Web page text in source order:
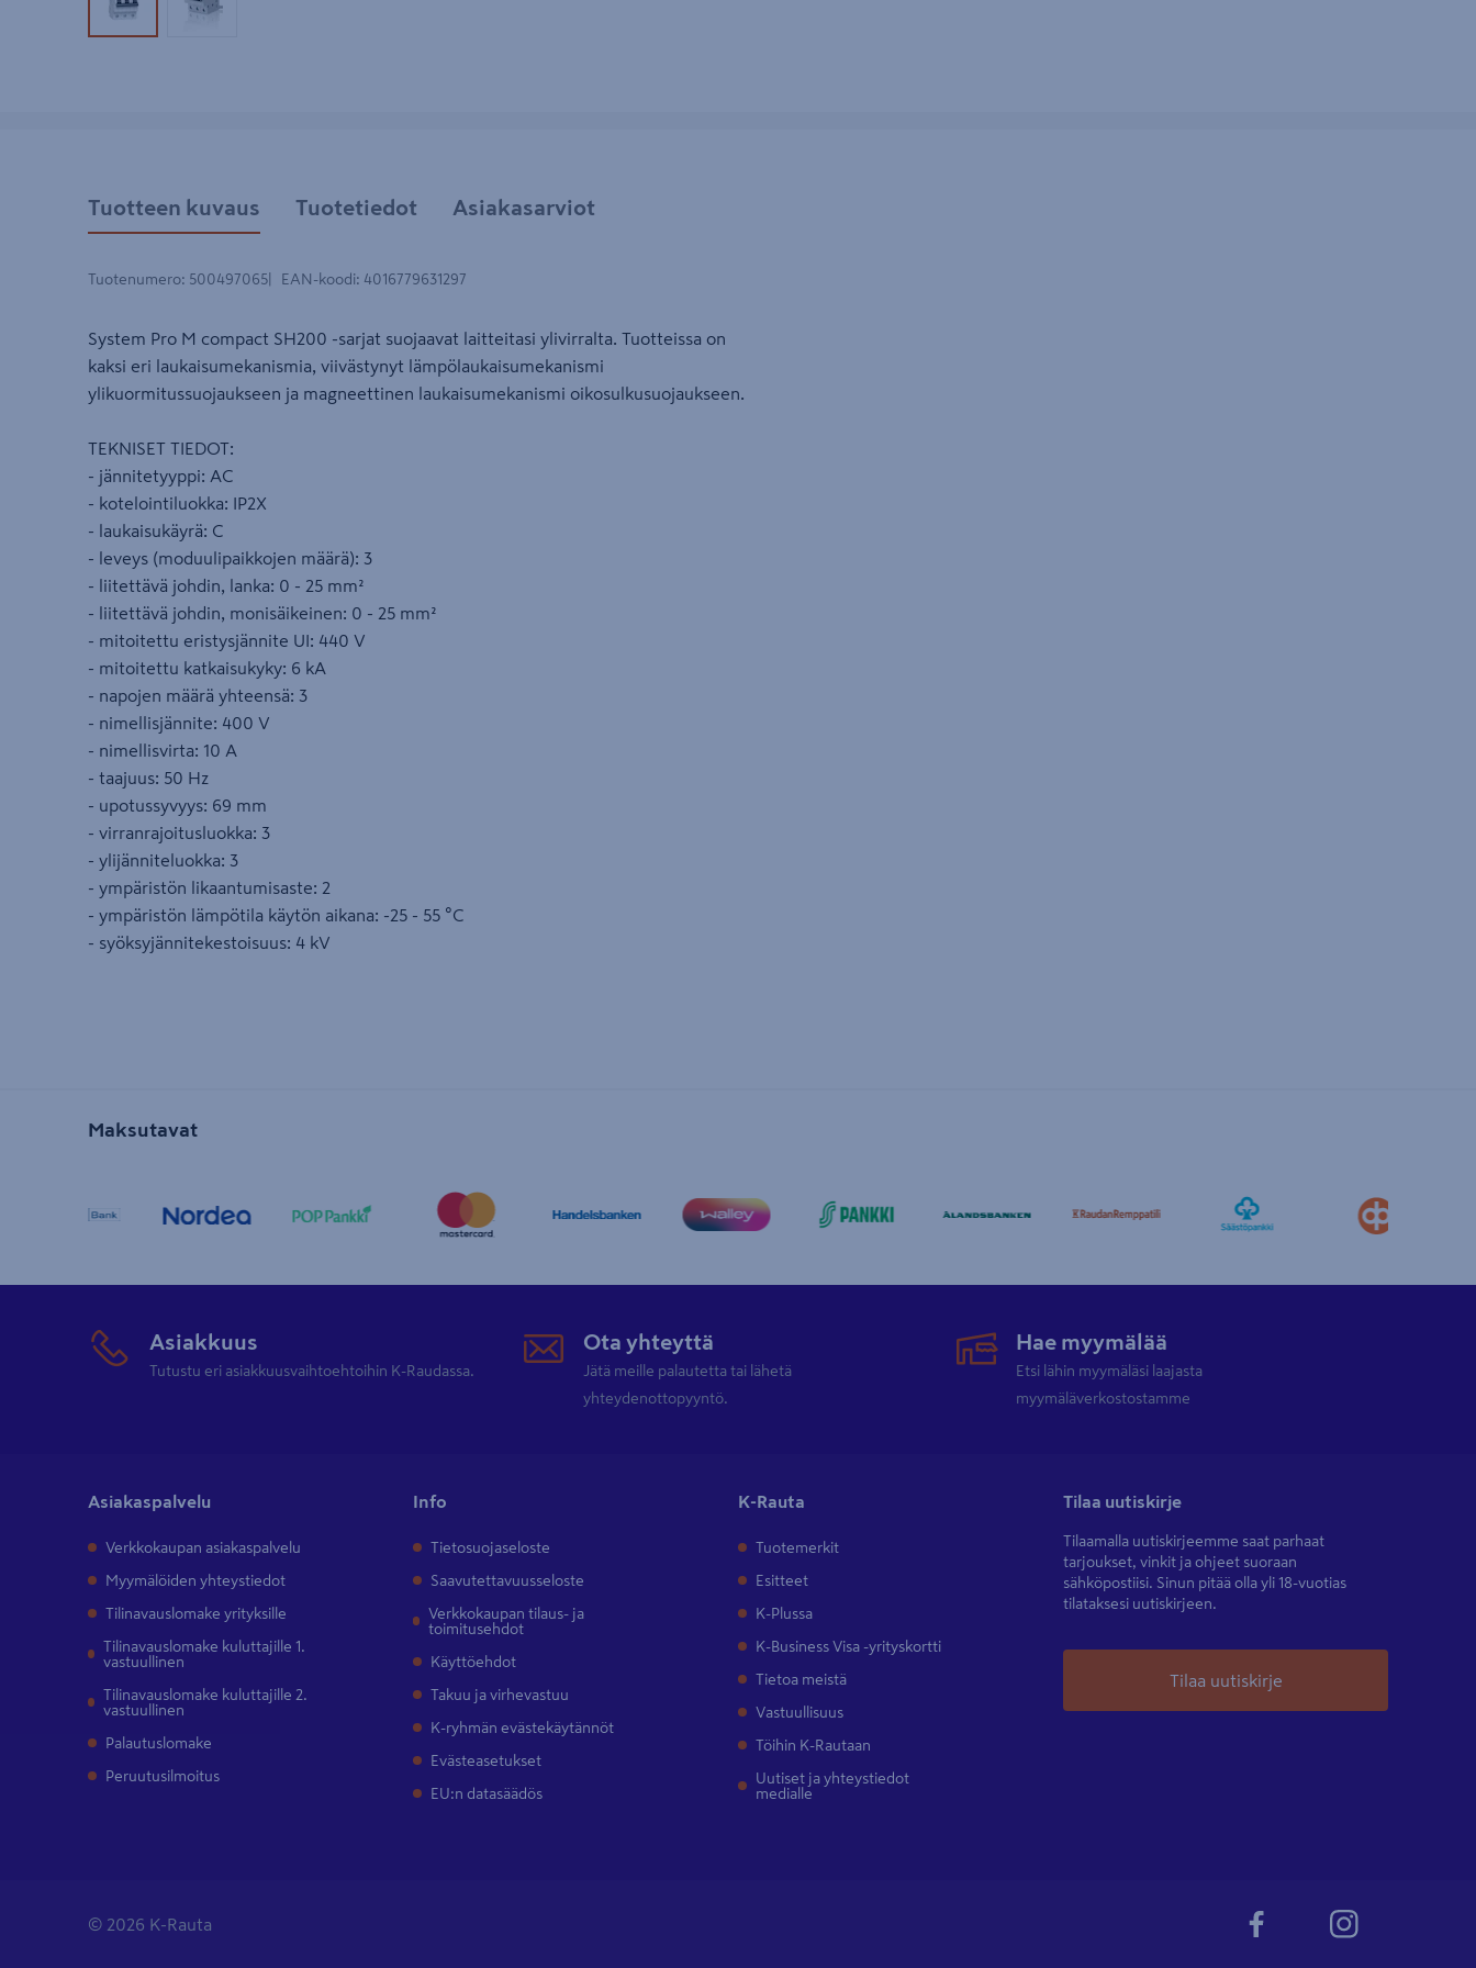
Tuotekuva 1Tuotekuva 2
Tuotteen kuvaus Tuotetiedot Asiakasarviot
Tuotenumero: 500497065 EAN-koodi: 4016779631297
System Pro M compact SH200 -sarjat suojaavat laitteitasi ylivirralta. Tuotteissa on
kaksi eri laukaisumekanismia, viivästynyt lämpölaukaisumekanismi
ylikuormitussuojaukseen ja magneettinen laukaisumekanismi oikosulkusuojaukseen.
TEKNISET TIEDOT:
- jännitetyyppi: AC
- kotelointiluokka: IP2X
- laukaisukäyrä: C
- leveys (moduulipaikkojen määrä): 3
- liitettävä johdin, lanka: 0 - 25 mm²
- liitettävä johdin, monisäikeinen: 0 - 25 mm²
- mitoitettu eristysjännite UI: 440 V
- mitoitettu katkaisukyky: 6 kA
- napojen määrä yhteensä: 3
- nimellisjännite: 400 V
- nimellisvirta: 10 A
- taajuus: 50 Hz
- upotussyvyys: 69 mm
- virranrajoitusluokka: 3
- ylijänniteluokka: 3
- ympäristön likaantumisaste: 2
- ympäristön lämpötila käytön aikana: -25 - 55 °C
- syöksyjännitekestoisuus: 4 kV
Maksutavat
Asiakkuus
Tutustu eri asiakkuusvaihtoehtoihin K-Raudassa.
Ota yhteyttä
Jätä meille palautetta tai lähetä
yhteydenottopyyntö.
Hae myymälää
Etsi lähin myymäläsi laajasta
myymäläverkostostamme
Asiakaspalvelu
Verkkokaupan asiakaspalvelu
Myymälöiden yhteystiedot
Tilinavauslomake yrityksille
Tilinavauslomake kuluttajille 1.
vastuullinen
Tilinavauslomake kuluttajille 2.
vastuullinen
Palautuslomake
Peruutusilmoitus
Info
Tietosuojaseloste
Saavutettavuusseloste
Verkkokaupan tilaus- ja
toimitusehdot
Käyttöehdot
Takuu ja virhevastuu
K-ryhmän evästekäytännöt
Evästeasetukset
EU:n datasäädös
K-Rauta
Tuotemerkit
Esitteet
K-Plussa
K-Business Visa -yrityskortti
Tietoa meistä
Vastuullisuus
Töihin K-Rautaan
Uutiset ja yhteystiedot
medialle
Tilaa uutiskirje
Tilaamalla uutiskirjeemme saat parhaat
tarjoukset, vinkit ja ohjeet suoraan
sähköpostiisi. Sinun pitää olla yli 18-vuotias
tilataksesi uutiskirjeen.
Tilaa uutiskirje
© 2026 K-Rauta